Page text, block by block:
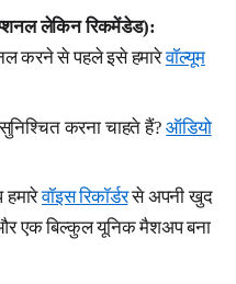
लेकिन रिकमेंडेड):
करने से पहले इसे हमारेवॉल्यूम
करना चाहते हैं?ऑडियो
हमारेवॉइस रिकॉर्डरसे अपनी खुद
एक बिल्कुल यूनिक मैशअप बना